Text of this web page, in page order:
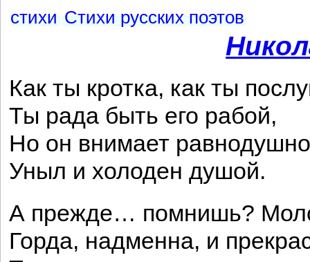
стихи Стихи русских поэтов
Как ты кротка, как ты
Ты рада быть его рабой,
Но он внимает
Уныл и холоден душой.
А прежде… помнишь?
Горда, надменна, и